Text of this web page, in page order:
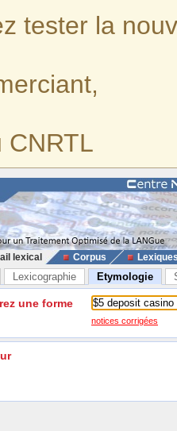
tester la
CNRTL
lexical Corpus
Lexicographie Etymologie
une forme
notices corrigées